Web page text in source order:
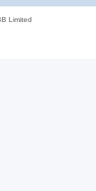
Limited